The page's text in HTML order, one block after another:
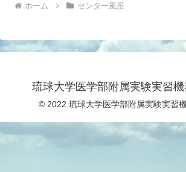
ホーム センター風景
琉球大学医学部附属実験実習
© 2022 琉球大学医学部附属実験実習